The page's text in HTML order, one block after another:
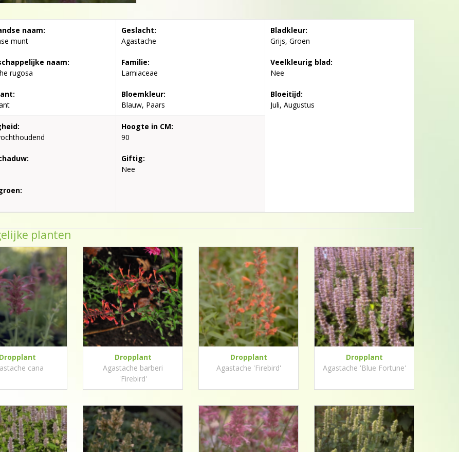
naam:
munt
naam:
rugosa
Geslacht:
Agastache
Familie:
Lamiaceae
Bloemkleur:
Blauw, Paars
Bladkleur:
Grijs, Groen
Veelkleurig blad:
Nee
Bloeitijd:
Juli, Augustus
Hoogte in CM:
90
Giftig:
Nee
planten
Dropplant
cana
Dropplant
Agastache barberi
'Firebird'
Dropplant
Agastache 'Firebird'
Dropplant
Agastache 'Blue Fortune'